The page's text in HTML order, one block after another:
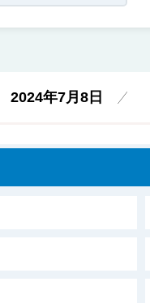
2024年7月8日